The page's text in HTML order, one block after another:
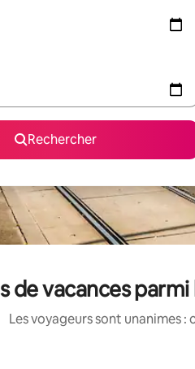
Rechercher
de vacances
Les voyageurs sont unanimes